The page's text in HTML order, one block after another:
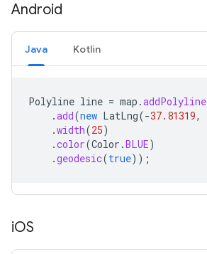
Android
Java Kotlin
Polyline line = map .addPolyline
.add(new LatLng(-37.81319,
.width(25)
.color(Color .BLUE)
.geodesic(true));
iOS